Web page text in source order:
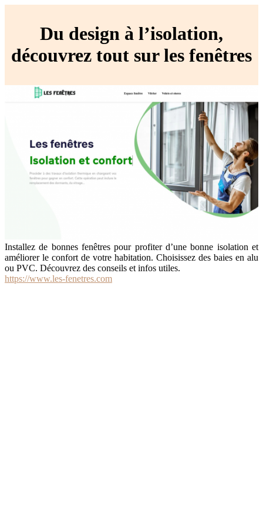
Du design à l’isolation,
découvrez tout sur les fenêtres
Installez de bonnes fenêtres pour profiter d’une bonne isolation et
améliorer le confort de votre habitation. Choisissez des baies en alu
ou PVC. Découvrez des conseils et infos utiles.
https://www.les-fenetres.com